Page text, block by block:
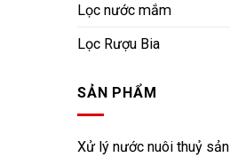
Lọc nước mắm
Lọc Rượu Bia
SẢN PHẨM
Xử lý nước nuôi thuỷ sản